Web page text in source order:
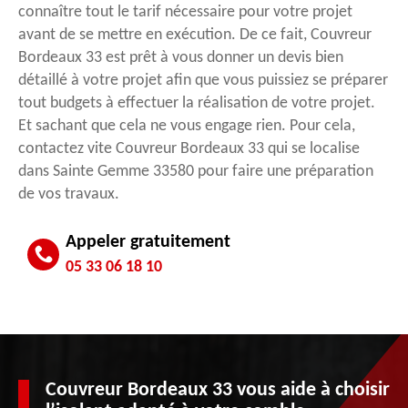
connaître tout le tarif nécessaire pour votre projet
avant de se mettre en exécution. De ce fait, Couvreur
Bordeaux 33 est prêt à vous donner un devis bien
détaillé à votre projet afin que vous puissiez se préparer
tout budgets à effectuer la réalisation de votre projet.
Et sachant que cela ne vous engage rien. Pour cela,
contactez vite Couvreur Bordeaux 33 qui se localise
dans Sainte Gemme 33580 pour faire une préparation
de vos travaux.
Appeler gratuitement
05 33 06 18 10
Couvreur Bordeaux 33 vous aide à choisir